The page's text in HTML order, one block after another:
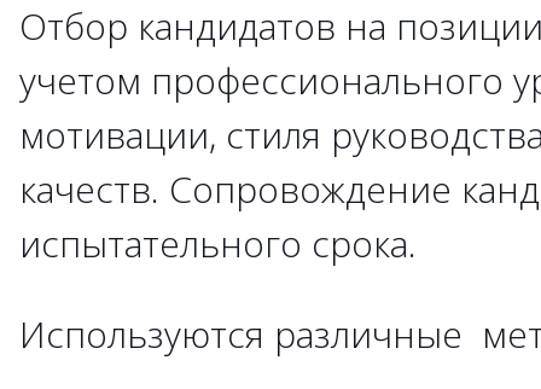
Отбор кандидатов на
учетом профессионального
мотивации, стиля
качеств. Сопровождение
испытательного срока.
Используются различные